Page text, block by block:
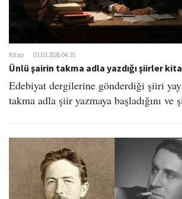
Kitap 03.03.2026 04:35
Ünlü şairin takma adla yazdığı şiirler
Edebiyat dergilerine gönderdiği şiiri
takma adla şiir yazmaya başladığını ve